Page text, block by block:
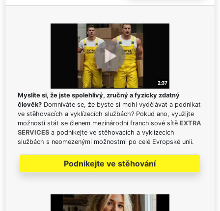
Myslíte si, že jste spolehlivý, zručný a fyzicky zdatný
člověk? Domníváte se, že byste si mohl vydělávat a podnikat
ve stěhovacích a vyklízecích službách? Pokud ano, využijte
možnosti stát se členem mezinárodní franchisové sítě EXTRA
SERVICES a podnikejte ve stěhovacích a vyklízecích
službách s neomezenými možnostmi po celé Evropské unii.
Podnikejte ve stěhování